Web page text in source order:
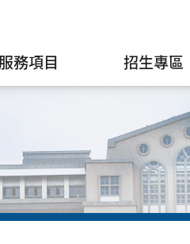
服務項目 招生專區